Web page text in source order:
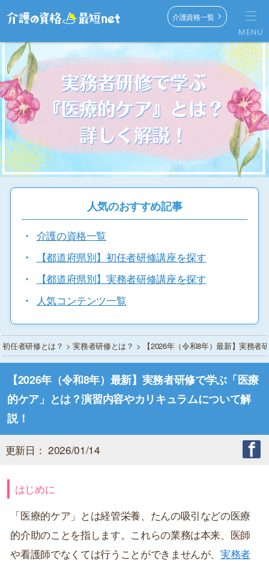
MENU
介護資格一覧
人気のおすすめ記事
・ 介護の資格一覧
・
【都道府県別】初任者研修講座を探す
・
【都道府県別】実務者研修講座を探す
・
人気コンテンツ一覧
初任者研修とは？ >実務者研修とは？ > 【2026年（令和8年）最新】実務者
【2026年（令和8年）最新】実務者研修で学ぶ「医療
的ケア」とは？演習内容やカリキュラムについて解
説！
更新日： 2026/01/14
はじめに
「医療的ケア」とは経管栄養、たんの吸引などの医療
的介助のことを指します。これらの業務は本来、医師
や看護師でなくては行うことができませんが、実務者